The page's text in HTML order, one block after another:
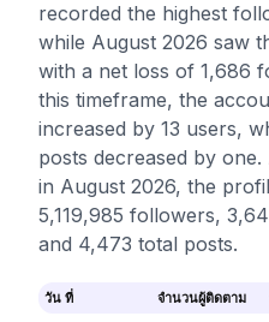
recorded the highest
while August 2026 saw
with a net loss of 1,686
this timeframe, the
increased by 13 users,
posts decreased by
in August 2026, the
5,119,985 followers,
and 4,473 total posts.
วัน ที่ จำนวนผู้ติดตาม